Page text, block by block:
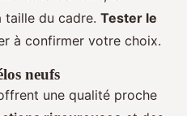
taille du cadre. Tester le
à confirmer votre choix.
neufs
une qualité proche